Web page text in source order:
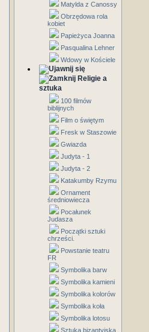
Matylda z Canossy
Obrzędowa rola
kobiet
Papieżyca Joanna
Pasqualina Lehner
Wdowy w Kościele
Religie a
sztuka
100 filmów
biblijnych
Film o świętym
Fresk w Staszowie
Gwiazda
Judyta - 1
Judyta - 2
Katakumby Rzymu
Ornament
średniowiecza
Pocałunek
Judasza
Początki sztuki
chrześci.
Powstanie teatru
FR
Symbolika barw
Symbolika kamieni
Symbolika kolorów
Symbolika koła
Symbolika lotosu
Sztuka bizantyjska